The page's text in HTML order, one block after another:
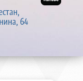
64